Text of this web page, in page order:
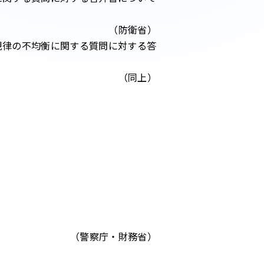
（防衛省）
の不均衡に関する質問に対する答
（同上）
（警察庁・財務省）